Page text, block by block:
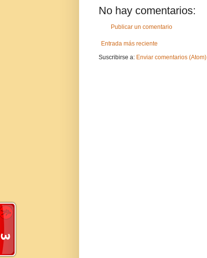
No hay comentarios:
Publicar un comentario
Entrada más reciente
Suscribirse a: Enviar comentarios (Atom)